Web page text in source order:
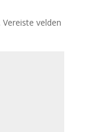
Vereiste velden